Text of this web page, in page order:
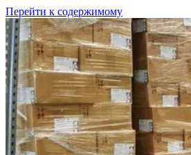
Перейти к содержимому